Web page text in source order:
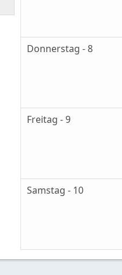
Donnerstag - 8
Freitag - 9
Samstag - 10